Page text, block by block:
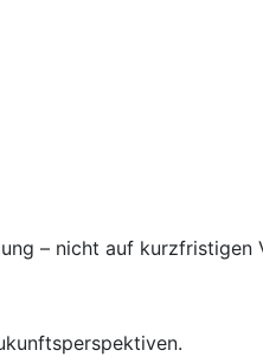
– nicht auf kurzfristigen